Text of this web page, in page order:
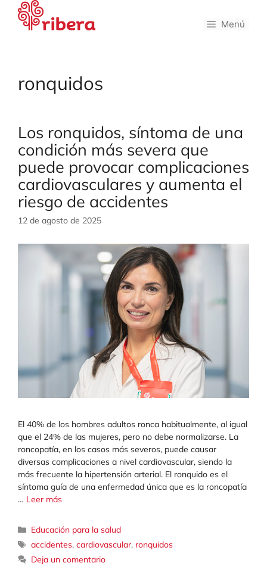
Saltar
contenido
Menú
ronquidos
Los ronquidos, síntoma de una
condición más severa que
puede provocar complicaciones
cardiovasculares y aumenta el
riesgo de accidentes
12 de agosto de 2025
El 40% de los hombres adultos ronca habitualmente, al igual
que el 24% de las mujeres, pero no debe normalizarse. La
roncopatía, en los casos más severos, puede causar
diversas complicaciones a nivel cardiovascular, siendo la
más frecuente la hipertensión arterial. El ronquido es el
síntoma guía de una enfermedad única que es la roncopatía
… Leer más
Categorías
Educación para la salud
Etiquetas
accidentes,cardiovascular, ronquidos
Deja un comentario